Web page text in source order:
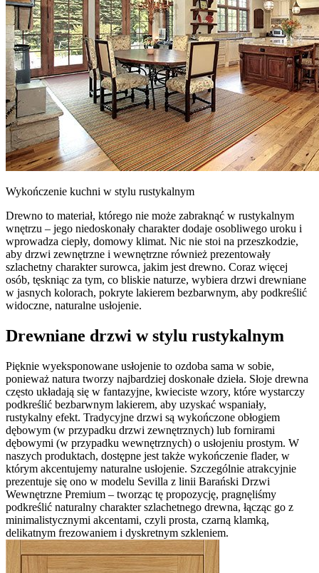
Wykończenie kuchni w stylu rustykalnym
Drewno to materiał, którego nie może zabraknąć w rustykalnym
wnętrzu – jego niedoskonały charakter dodaje osobliwego uroku i
wprowadza ciepły, domowy klimat. Nic nie stoi na przeszkodzie,
aby drzwi zewnętrzne i wewnętrzne również prezentowały
szlachetny charakter surowca, jakim jest drewno. Coraz więcej
osób, tęskniąc za tym, co bliskie naturze, wybiera drzwi drewniane
w jasnych kolorach, pokryte lakierem bezbarwnym, aby podkreślić
widoczne, naturalne usłojenie.
Drewniane drzwi w stylu rustykalnym
Pięknie wyeksponowane usłojenie to ozdoba sama w sobie,
ponieważ natura tworzy najbardziej doskonałe dzieła. Słoje drewna
często układają się w fantazyjne, kwieciste wzory, które wystarczy
podkreślić bezbarwnym lakierem, aby uzyskać wspaniały,
rustykalny efekt. Tradycyjne drzwi są wykończone obłogiem
dębowym (w przypadku drzwi zewnętrznych) lub fornirami
dębowymi (w przypadku wewnętrznych) o usłojeniu prostym. W
naszych produktach, dostępne jest także wykończenie flader, w
którym akcentujemy naturalne usłojenie. Szczególnie atrakcyjnie
prezentuje się ono w modelu Sevilla z linii Barański Drzwi
Wewnętrzne Premium – tworząc tę propozycję, pragnęliśmy
podkreślić naturalny charakter szlachetnego drewna, łącząc go z
minimalistycznymi akcentami, czyli prosta, czarną klamką,
delikatnym frezowaniem i dyskretnym szkleniem.